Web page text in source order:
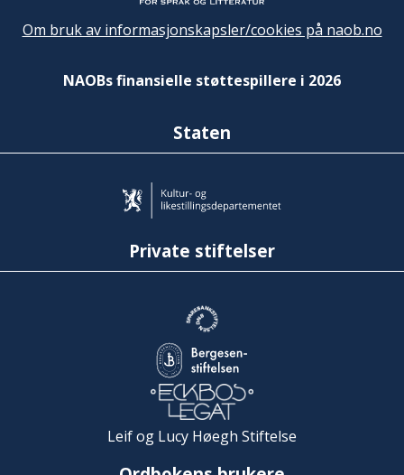
Om bruk av informasjonskapsler/cookies på naob.no
NAOBs finansielle støttespillere i 2026
Staten
Private stiftelser
Leif og Lucy Høegh Stiftelse